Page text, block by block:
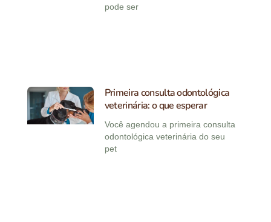
pode ser
Primeira consulta odontológica
veterinária: o que esperar
Você agendou a primeira consulta
odontológica veterinária do seu
pet